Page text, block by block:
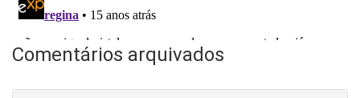
Comentários arquivados